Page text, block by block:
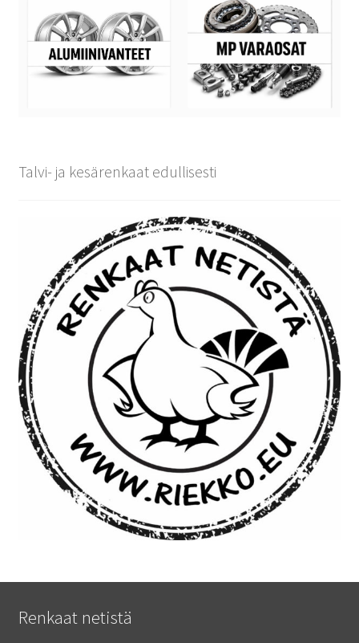
Talvi- ja kesärenkaat edullisesti
Renkaat netistä